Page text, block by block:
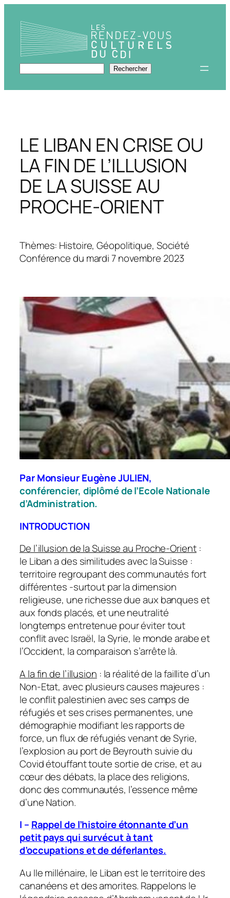
contenu
Rechercher Rechercher
LE LIBAN EN CRISE OU
LA FIN DE L’ILLUSION
DE LA SUISSE AU
PROCHE-ORIENT
Thèmes: Histoire, Géopolitique, Société
Conférence du mardi 7 novembre 2023
Par Monsieur Eugène JULIEN,
conférencier, diplômé de l’Ecole Nationale
d’Administration.
INTRODUCTION
De l’illusion de la Suisse au Proche-Orient:
le Liban a des similitudes avec la Suisse :
territoire regroupant des communautés fort
différentes -surtout par la dimension
religieuse, une richesse due aux banques et
aux fonds placés, et une neutralité
longtemps entretenue pour éviter tout
conflit avec Israël, la Syrie, le monde arabe et
l’Occident, la comparaison s’arrête là.
A la fin de l’illusion : la réalité de la faillite d’un
Non-Etat, avec plusieurs causes majeures :
le conflit palestinien avec ses camps de
réfugiés et ses crises permanentes, une
démographie modifiant les rapports de
force, un flux de réfugiés venant de Syrie,
l’explosion au port de Beyrouth suivie du
Covid étouffant toute sortie de crise, et au
cœur des débats, la place des religions,
donc des communautés, l’essence même
d’une Nation.
I – Rappel de l’histoire étonnante d’un
petit pays qui survécut à tant
d’occupations et de déferlantes.
Au IIe millénaire, le Liban est le territoire des
cananéens et des amorites. Rappelons le